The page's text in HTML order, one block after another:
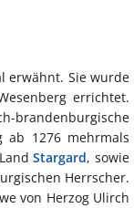
erwähnt. Sie wurde
errichtet.
ab 1276 mehrmals
Stargard, sowie
Herrscher.
von Herzog Ulirch